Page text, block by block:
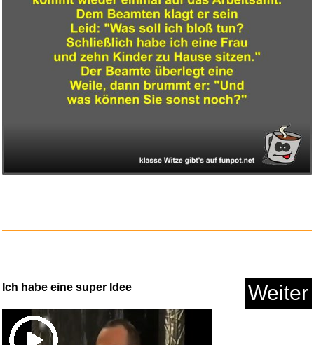
KBREE Kühlschrankteile QP...
Anzeige
Ich habe eine super Idee Weiter